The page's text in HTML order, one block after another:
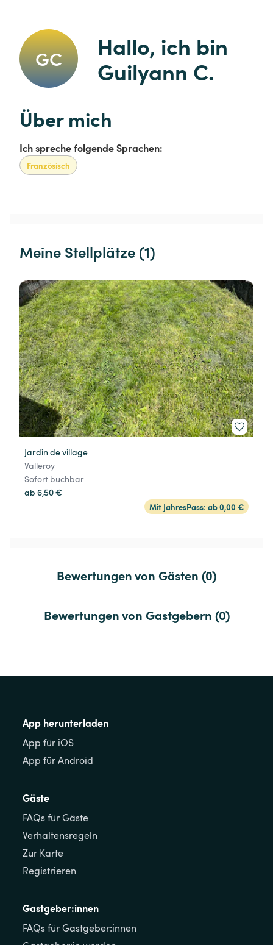
GC
Hallo, ich bin
Guilyann C.
Über mich
Ich spreche folgende Sprachen:
Französisch
Meine Stellplätze (1)
Jardin de village
Valleroy
Sofort buchbar
ab 6,50 €
Mit JahresPass: ab 0,00 €
Bewertungen von Gästen (0)
Bewertungen von Gastgebern (0)
App herunterladen
App für iOS
App für Android
Gäste
FAQs für Gäste
Verhaltensregeln
Zur Karte
Registrieren
Gastgeber:innen
FAQs für Gastgeber:innen